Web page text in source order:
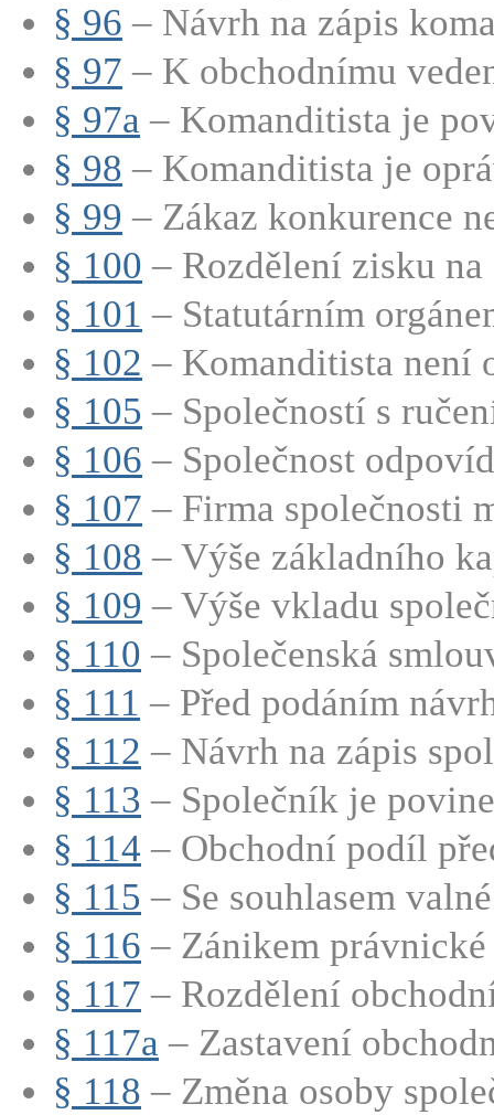
§ 96 – Návrh na zápis
§ 97 – K obchodnímu
§ 97a – Komanditista je
§ 98 – Komanditista je
§ 99 – Zákaz konkurence
§ 100 – Rozdělení zisku
§ 101 – Statutárním
§ 102 – Komanditista není
§ 105 – Společností s
§ 106 – Společnost
§ 107 – Firma společnosti
§ 108 – Výše základního
§ 109 – Výše vkladu
§ 110 – Společenská
§ 111 – Před podáním
§ 112 – Návrh na zápis
§ 113 – Společník je
§ 114 – Obchodní podíl
§ 115 – Se souhlasem
§ 116 – Zánikem
§ 117 – Rozdělení
§ 117a – Zastavení
§ 118 – Změna osoby